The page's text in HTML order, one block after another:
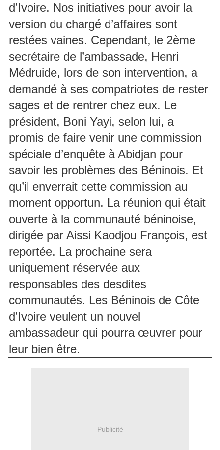
d’Ivoire. Nos initiatives pour avoir la
version du chargé d’affaires sont
restées vaines. Cependant, le 2ème
secrétaire de l’ambassade, Henri
Médruide, lors de son intervention, a
demandé à ses compatriotes de rester
sages et de rentrer chez eux. Le
président, Boni Yayi, selon lui, a
promis de faire venir une commission
spéciale d’enquête à Abidjan pour
savoir les problèmes des Béninois. Et
qu’il enverrait cette commission au
moment opportun. La réunion qui était
ouverte à la communauté béninoise,
dirigée par Aissi Kaodjou François, est
reportée. La prochaine sera
uniquement réservée aux
responsables des desdites
communautés. Les Béninois de Côte
d’Ivoire veulent un nouvel
ambassadeur qui pourra œuvrer pour
leur bien être.
Publicité